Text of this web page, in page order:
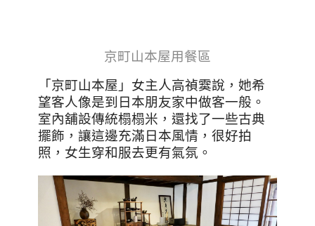
京町山本屋用餐區
「京町山本屋」女主人高禎霙說，她希
望客人像是到日本朋友家中做客一般。
室內舖設傳統榻榻米，還找了一些古典
擺飾，讓這邊充滿日本風情，很好拍
照，女生穿和服去更有氣氛。